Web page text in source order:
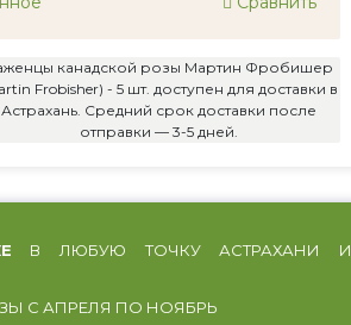
канадской розы Мартин Фробишер
Frobisher) - 5 шт. доступен для доставки в
Астрахань. Средний срок доставки после
отправки — 3-5 дней.
В ЛЮБУЮ ТОЧКУ АСТРАХАНИ И
С АПРЕЛЯ ПО НОЯБРЬ